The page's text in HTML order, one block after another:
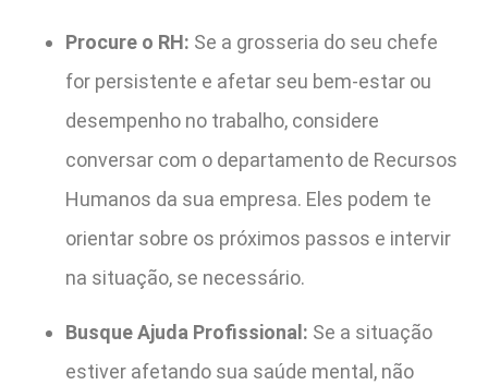
Procure o RH: Se a grosseria do seu chefe
for persistente e afetar seu bem-estar ou
desempenho no trabalho, considere
conversar com o departamento de Recursos
Humanos da sua empresa. Eles podem te
orientar sobre os próximos passos e intervir
na situação, se necessário.
Busque Ajuda Profissional: Se a situação
estiver afetando sua saúde mental, não